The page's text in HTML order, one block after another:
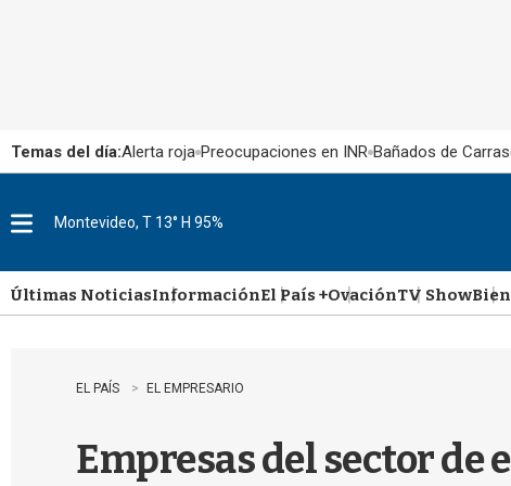
Temas del día:Alerta roja Preocupaciones en INR Bañados de
u
Montevideo, T 13° H 95%
Últimas NoticiasInformaciónEl País +OvaciónTV Show
EL PAÍS EL EMPRESARIO
Empresas del sector